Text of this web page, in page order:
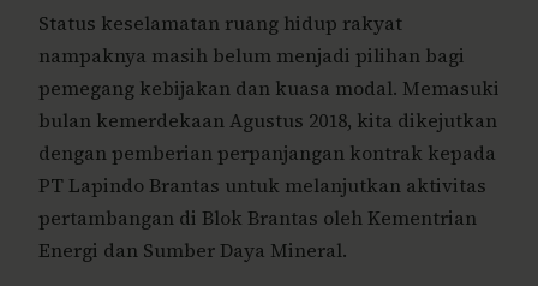
Status keselamatan ruang hidup rakyat
nampaknya masih belum menjadi pilihan bagi
pemegang kebijakan dan kuasa modal. Memasuki
bulan kemerdekaan Agustus 2018, kita dikejutkan
dengan pemberian perpanjangan kontrak kepada
PT Lapindo Brantas untuk melanjutkan aktivitas
pertambangan di Blok Brantas oleh Kementrian
Energi dan Sumber Daya Mineral.